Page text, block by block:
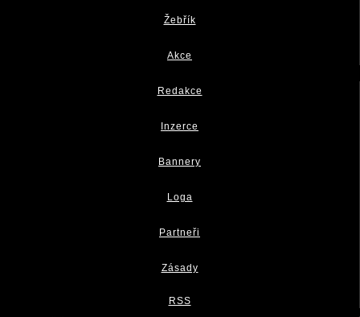
Žebřík
Akce
Redakce
Inzerce
Bannery
Loga
Partneři
Zásady
RSS